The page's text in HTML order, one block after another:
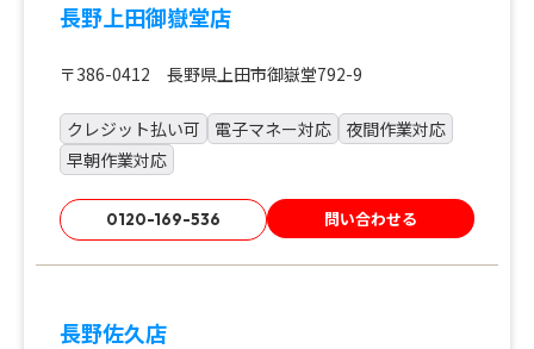
長野上田御嶽堂店
〒386-0412 長野県上田市御嶽堂792-9
クレジット払い可 電子マネー対応
夜間作業対応
早朝作業対応
0120-169-536 問い合わせる
長野佐久店